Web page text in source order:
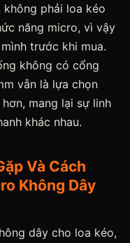
không phải loa kéo
năng micro, vì vậy
trước khi mua.
không có cổng
vẫn là lựa chọn
mang lại sự linh
khác nhau.
Và Cách
Không Dây
dây cho loa kéo,